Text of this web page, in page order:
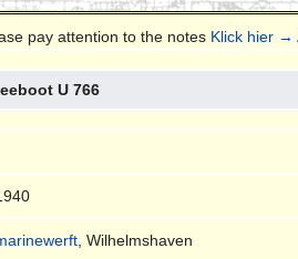
pay attention to the notes Klick hier →
U 766
, Wilhelmshaven